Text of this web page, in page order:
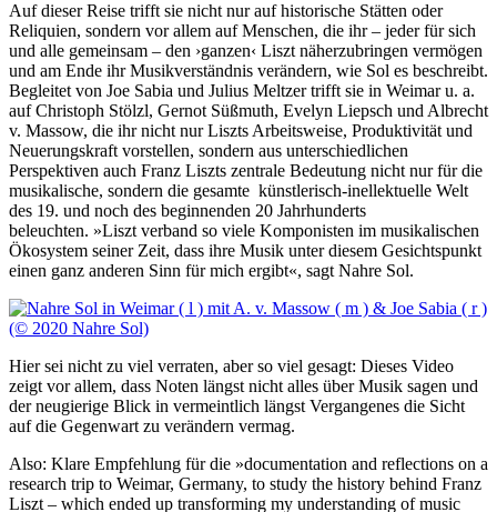
Auf dieser Reise trifft sie nicht nur auf historische Stätten oder
Reliquien, sondern vor allem auf Menschen, die ihr – jeder für sich
und alle gemeinsam – den ›ganzen‹ Liszt näherzubringen vermögen
und am Ende ihr Musikverständnis verändern, wie Sol es beschreibt.
Begleitet von Joe Sabia und Julius Meltzer trifft sie in Weimar u. a.
auf Christoph Stölzl, Gernot Süßmuth, Evelyn Liepsch und Albrecht
v. Massow, die ihr nicht nur Liszts Arbeitsweise, Produktivität und
Neuerungskraft vorstellen, sondern aus unterschiedlichen
Perspektiven auch Franz Liszts zentrale Bedeutung nicht nur für die
musikalische, sondern die gesamte künstlerisch-inellektuelle Welt
des 19. und noch des beginnenden 20 Jahrhunderts
beleuchten. »Liszt verband so viele Komponisten im musikalischen
Ökosystem seiner Zeit, dass ihre Musik unter diesem Gesichtspunkt
einen ganz anderen Sinn für mich ergibt«, sagt Nahre Sol.
Hier sei nicht zu viel verraten, aber so viel gesagt: Dieses Video
zeigt vor allem, dass Noten längst nicht alles über Musik sagen und
der neugierige Blick in vermeintlich längst Vergangenes die Sicht
auf die Gegenwart zu verändern vermag.
Also: Klare Empfehlung für die »documentation and reflections on a
research trip to Weimar, Germany, to study the history behind Franz
Liszt – which ended up transforming my understanding of music